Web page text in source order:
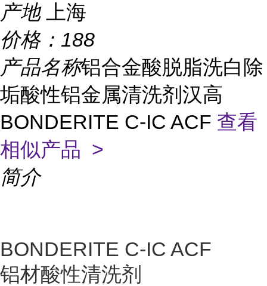
产地
上海
价格： 188
产品名称铝合金酸脱脂洗白除
垢酸性铝金属清洗剂汉高
BONDERITE C-IC ACF 查看
相似产品 >
简介
BONDERITE C-IC ACF
铝材酸性清洗剂